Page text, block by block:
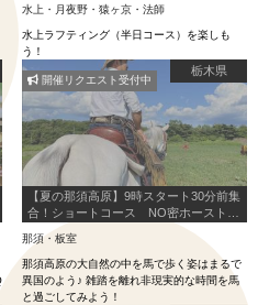
水上・月夜野・猿ヶ京・法師
水上ラフティング（半日コース）を楽しも
う！
栃木県
【夏の那須高原】9時スタート30分前集
合！ショートコース NO密ホーストレ
ッキング！
那須・板室
那須高原の大自然の中を馬で歩く姿はまるで
異国のよう♪ 雑踏を離れ非現実的な時間を馬
と過ごしてみよう！
開催リクエスト受付中